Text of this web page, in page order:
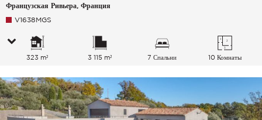
Французская Ривьера, Франция
V1638MGS
323 m² 3 115 m² 7 Спальни 10 Комнаты